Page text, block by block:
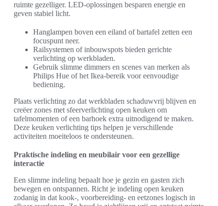
ruimte gezelliger. LED-oplossingen besparen energie en
geven stabiel licht.
Hanglampen boven een eiland of bartafel zetten een
focuspunt neer.
Railsystemen of inbouwspots bieden gerichte
verlichting op werkbladen.
Gebruik slimme dimmers en scenes van merken als
Philips Hue of het Ikea-bereik voor eenvoudige
bediening.
Plaats verlichting zo dat werkbladen schaduwvrij blijven en
creëer zones met sfeerverlichting open keuken om
tafelmomenten of een barhoek extra uitnodigend te maken.
Deze keuken verlichting tips helpen je verschillende
activiteiten moeiteloos te ondersteunen.
Praktische indeling en meubilair voor een gezellige
interactie
Een slimme indeling bepaalt hoe je gezin en gasten zich
bewegen en ontspannen. Richt je indeling open keuken
zodanig in dat kook-, voorbereiding- en eetzones logisch in